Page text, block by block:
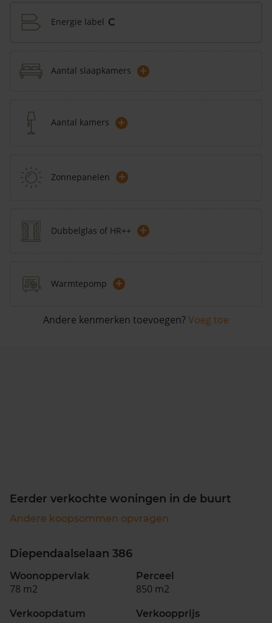
Energie label C
Aantal slaapkamers +
Aantal kamers +
Zonnepanelen +
Dubbelglas of HR++ +
Warmtepomp +
Andere kenmerken toevoegen? Voeg toe
Eerder verkochte woningen in de buurt
Andere koopsommen opvragen
Diependaalselaan 386
Woonoppervlak
78 m2
Perceel
850 m2
Verkoopdatum
Verkoopprijs